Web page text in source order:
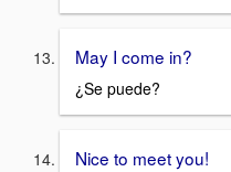
May I come in?
¿Se puede?
Nice to meet you!